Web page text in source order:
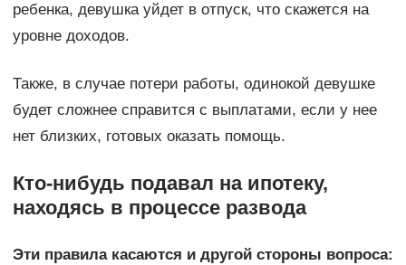
ребенка, девушка уйдет в отпуск, что скажется на
уровне доходов.
Также, в случае потери работы, одинокой девушке
будет сложнее справится с выплатами, если у нее
нет близких, готовых оказать помощь.
Кто-нибудь подавал на ипотеку,
находясь в процессе развода
Эти правила касаются и другой стороны вопроса: